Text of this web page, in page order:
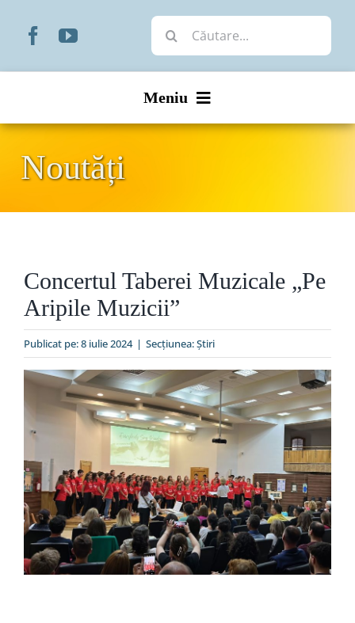
Cautare...
Meniu
Organizare
Liturgic
Special
Noutăți
Concertul Taberei Muzicale „Pe
Aripile Muzicii”
Publicat pe: 8 iulie 2024 | Secțiunea:Ştiri